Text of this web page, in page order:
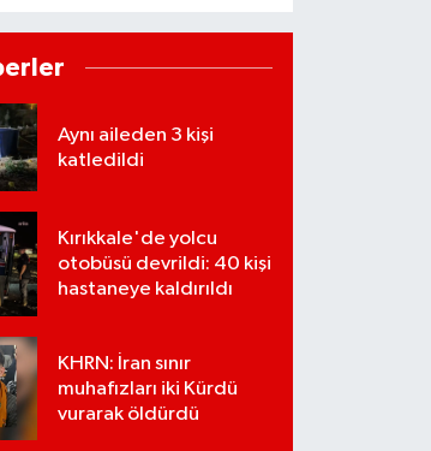
Aynı aileden 3 kişi
katledildi
Kırıkkale'de yolcu
otobüsü devrildi: 40 kişi
hastaneye kaldırıldı
KHRN: İran sınır
muhafızları iki Kürdü
vurarak öldürdü